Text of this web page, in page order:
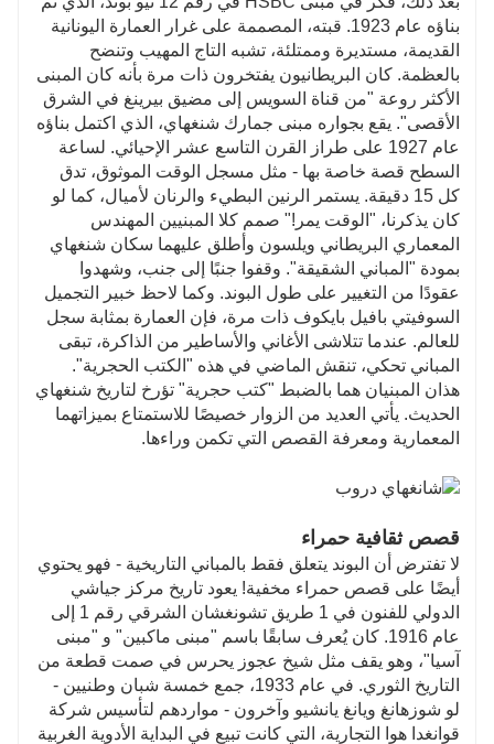
بناؤه عام 1923. قبته، المصممة على غرار العمارة اليونانية
القديمة، مستديرة وممتلئة، تشبه التاج المهيب وتنضح
بالعظمة. كان البريطانيون يفتخرون ذات مرة بأنه كان المبنى
الأكثر روعة "من قناة السويس إلى مضيق بيرينغ في الشرق
الأقصى". يقع بجواره مبنى جمارك شنغهاي، الذي اكتمل بناؤه
عام 1927 على طراز القرن التاسع عشر الإحيائي. لساعة
السطح قصة خاصة بها - مثل مسجل الوقت الموثوق، تدق
كل 15 دقيقة. يستمر الرنين البطيء والرنان لأميال، كما لو
كان يذكرنا، "الوقت يمر!" صمم كلا المبنيين المهندس
المعماري البريطاني ويلسون وأطلق عليهما سكان شنغهاي
بمودة "المباني الشقيقة". وقفوا جنبًا إلى جنب، وشهدوا
عقودًا من التغيير على طول البوند. وكما لاحظ خبير التجميل
السوفيتي بافيل بايكوف ذات مرة، فإن العمارة بمثابة سجل
للعالم. عندما تتلاشى الأغاني والأساطير من الذاكرة، تبقى
المباني تحكي، تنقش الماضي في هذه "الكتب الحجرية".
هذان المبنيان هما بالضبط "كتب حجرية" تؤرخ لتاريخ شنغهاي
الحديث. يأتي العديد من الزوار خصيصًا للاستمتاع بميزاتهما
المعمارية ومعرفة القصص التي تكمن وراءها.
قصص ثقافية حمراء
لا تفترض أن البوند يتعلق فقط بالمباني التاريخية - فهو يحتوي
أيضًا على قصص حمراء مخفية! يعود تاريخ مركز جياشي
الدولي للفنون في 1 طريق تشونغشان الشرقي رقم 1 إلى
عام 1916. كان يُعرف سابقًا باسم "مبنى ماكبين" و "مبنى
آسيا"، وهو يقف مثل شيخ عجوز يحرس في صمت قطعة من
التاريخ الثوري. في عام 1933، جمع خمسة شبان وطنيين -
لو شوزهانغ ويانغ يانشيو وآخرون - مواردهم لتأسيس شركة
قوانغدا هوا التجارية، التي كانت تبيع في البداية الأدوية الغربية